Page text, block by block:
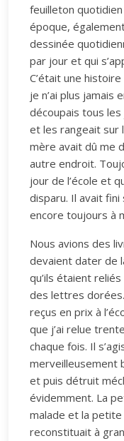
feuilleton quotidien
époque,
dessinée
par jour et qui
C’était une
je n’ai plus jamais
découpais tous
et les rangeait sur
mère avait dû me
autre endroit.
jour de l’école et
disparu. Il avait fini
encore toujours à
Nous avions des
devaient dater de
qu’ils étaient
des lettres dorées.
reçus en prix à
que j’ai relue
chaque fois. Il
merveilleusement
et puis détruit
évidemment. La
malade et la
reconstituait à